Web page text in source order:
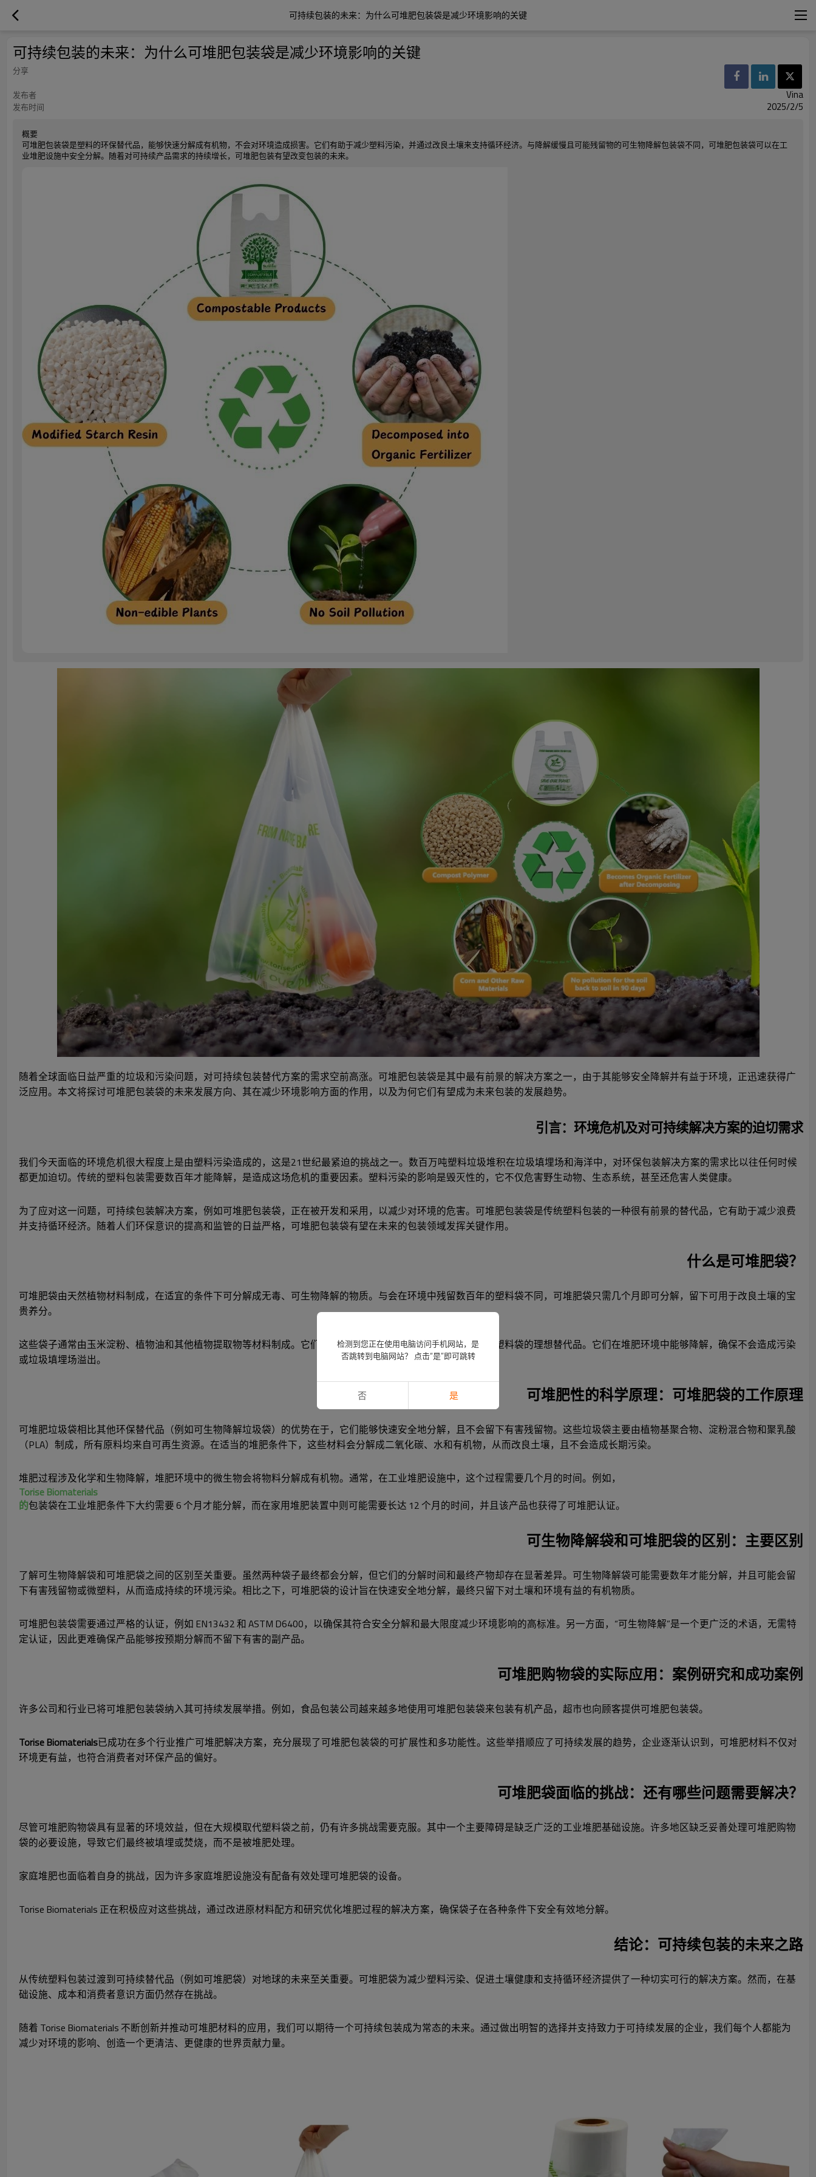
可持续包装的未来：为什么可堆肥包装袋是减少环境影响的关键
可持续包装的未来：为什么可堆肥包装袋是减少环境影响的关键
分享
发布者
Vina
发布时间 2025/2/5
概要
可堆肥包装袋是塑料的环保替代品，能够快速分解成有机物，不会对环境造成损害。它们有助于减少塑料污染，并通过改良土壤来支持循环经济。与降解缓慢且可能残留物的可生物降解包装袋不同，可堆肥包装袋可以在工
业堆肥设施中安全分解。随着对可持续产品需求的持续增长，可堆肥包装有望改变包装的未来。
随着全球面临日益严重的垃圾和污染问题，对可持续包装替代方案的需求空前高涨。可堆肥包装袋是其中最有前景的解决方案之一，由于其能够安全降解并有益于环境，正迅速获得广
泛应用。本文将探讨可堆肥包装袋的未来发展方向、其在减少环境影响方面的作用，以及为何它们有望成为未来包装的发展趋势。
引言：环境危机及对可持续解决方案的迫切需求
我们今天面临的环境危机很大程度上是由塑料污染造成的，这是21世纪最紧迫的挑战之一。数百万吨塑料垃圾堆积在垃圾填埋场和海洋中，对环保包装解决方案的需求比以往任何时候
都更加迫切。传统的塑料包装需要数百年才能降解，是造成这场危机的重要因素。塑料污染的影响是毁灭性的，它不仅危害野生动物、生态系统，甚至还危害人类健康。
为了应对这一问题，可持续包装解决方案，例如可堆肥包装袋，正在被开发和采用，以减少对环境的危害。可堆肥包装袋是传统塑料包装的一种很有前景的替代品，它有助于减少浪费
并支持循环经济。随着人们环保意识的提高和监管的日益严格，可堆肥包装袋有望在未来的包装领域发挥关键作用。
什么是可堆肥袋？
可堆肥袋由天然植物材料制成，在适宜的条件下可分解成无毒、可生物降解的物质。与会在环境中残留数百年的塑料袋不同，可堆肥袋只需几个月即可分解，留下可用于改良土壤的宝
贵养分。
这些袋子通常由玉米淀粉、植物油和其他植物提取物等材料制成。它们分解后会回归土壤，成为有机物，是传统塑料袋的理想替代品。它们在堆肥环境中能够降解，确保不会造成污染
或垃圾填埋场溢出。
可堆肥性的科学原理：可堆肥袋的工作原理
可堆肥垃圾袋相比其他环保替代品（例如可生物降解垃圾袋）的优势在于，它们能够快速安全地分解，且不会留下有害残留物。这些垃圾袋主要由植物基聚合物、淀粉混合物和聚乳酸
（PLA）制成，所有原料均来自可再生资源。在适当的堆肥条件下，这些材料会分解成二氧化碳、水和有机物，从而改良土壤，且不会造成长期污染。
堆肥过程涉及化学和生物降解，堆肥环境中的微生物会将物料分解成有机物。通常，在工业堆肥设施中，这个过程需要几个月的时间。例如，
Torise Biomaterials
的包装袋在工业堆肥条件下大约需要 6 个月才能分解，而在家用堆肥装置中则可能需要长达 12 个月的时间，并且该产品也获得了可堆肥认证。
可生物降解袋和可堆肥袋的区别：主要区别
了解可生物降解袋和可堆肥袋之间的区别至关重要。虽然两种袋子最终都会分解，但它们的分解时间和最终产物却存在显著差异。可生物降解袋可能需要数年才能分解，并且可能会留
下有害残留物或微塑料，从而造成持续的环境污染。相比之下，可堆肥袋的设计旨在快速安全地分解，最终只留下对土壤和环境有益的有机物质。
可堆肥包装袋需要通过严格的认证，例如 EN13432 和 ASTM D6400，以确保其符合安全分解和最大限度减少环境影响的高标准。另一方面，“可生物降解”是一个更广泛的术语，无需特
定认证，因此更难确保产品能够按预期分解而不留下有害的副产品。
可堆肥购物袋的实际应用：案例研究和成功案例
许多公司和行业已将可堆肥包装袋纳入其可持续发展举措。例如，食品包装公司越来越多地使用可堆肥包装袋来包装有机产品，超市也向顾客提供可堆肥包装袋。
Torise Biomaterials已成功在多个行业推广可堆肥解决方案，充分展现了可堆肥包装袋的可扩展性和多功能性。这些举措顺应了可持续发展的趋势，企业逐渐认识到，可堆肥材料不仅对
环境更有益，也符合消费者对环保产品的偏好。
可堆肥袋面临的挑战：还有哪些问题需要解决？
尽管可堆肥购物袋具有显著的环境效益，但在大规模取代塑料袋之前，仍有许多挑战需要克服。其中一个主要障碍是缺乏广泛的工业堆肥基础设施。许多地区缺乏妥善处理可堆肥购物
袋的必要设施，导致它们最终被填埋或焚烧，而不是被堆肥处理。
家庭堆肥也面临着自身的挑战，因为许多家庭堆肥设施没有配备有效处理可堆肥袋的设备。
Torise Biomaterials 正在积极应对这些挑战，通过改进原材料配方和研究优化堆肥过程的解决方案，确保袋子在各种条件下安全有效地分解。
结论：可持续包装的未来之路
从传统塑料包装过渡到可持续替代品（例如可堆肥袋）对地球的未来至关重要。可堆肥袋为减少塑料污染、促进土壤健康和支持循环经济提供了一种切实可行的解决方案。然而，在基
础设施、成本和消费者意识方面仍然存在挑战。
随着 Torise Biomaterials 不断创新并推动可堆肥材料的应用，我们可以期待一个可持续包装成为常态的未来。通过做出明智的选择并支持致力于可持续发展的企业，我们每个人都能为
减少对环境的影响、创造一个更清洁、更健康的世界贡献力量。
检测到您正在使用电脑访问手机网站，是
否跳转到电脑网站？ 点击“是”即可跳转
否 是